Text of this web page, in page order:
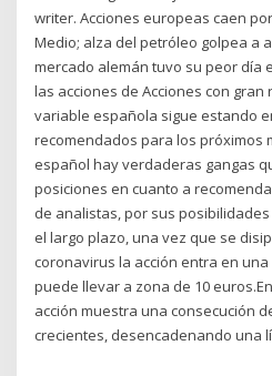
writer. Acciones europeas caen
Medio; alza del petróleo golpea a
mercado alemán tuvo su peor día
las acciones de Acciones con
variable española sigue estando
recomendados para los próximos
español hay verdaderas gangas
posiciones en cuanto a
de analistas, por sus posibilidades
el largo plazo, una vez que se
coronavirus la acción entra en
puede llevar a zona de 10
acción muestra una consecución
crecientes, desencadenando una